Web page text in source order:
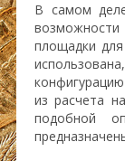
В самом
площадки
из расчета
подобной